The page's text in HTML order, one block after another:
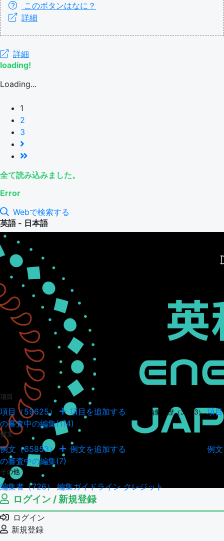
このボタンはなに？
詳細
詳細
loading!
Loading...
1
2
3
全て読み込みました。
Error
Webで検索する
英語 - 日本語
項目
項目（59625） 項目を追加する 項目の編集履歴（34943） 項目
の審査中の編集(114)
例文
例文（65853） 例文を追加する
例文
の審査中の編集(7)
その他
編集者（726）編集ガイドラインクレジット
ログイン / 新規登録
ログイン
新規登録